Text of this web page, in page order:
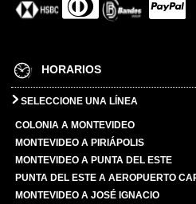
HORARIOS
SELECCIONE UNA LÍNEA
COLONIA A MONTEVIDEO
MONTEVIDEO A PIRIÁPOLIS
MONTEVIDEO A PUNTA DEL ESTE
PUNTA DEL ESTE A AEROPUERTO
MONTEVIDEO A JOSÉ IGNACIO